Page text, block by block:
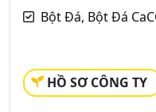
Bột Đá, Bột Đá
HỒ SƠ CÔNG TY